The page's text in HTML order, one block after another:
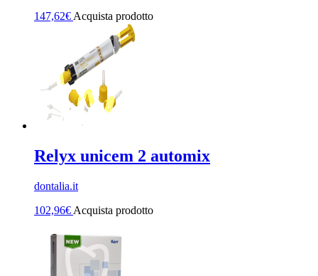
147,62€ Acquista prodotto
Relyx unicem 2 automix
dontalia.it
102,96€ Acquista prodotto